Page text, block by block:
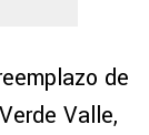
de
Valle,